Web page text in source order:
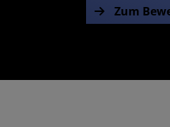
Zum